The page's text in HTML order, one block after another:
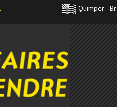
Quimper -